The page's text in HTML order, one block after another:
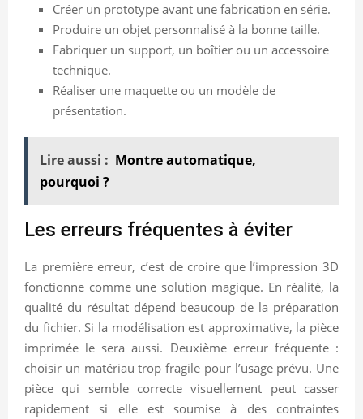
Créer un prototype avant une fabrication en série.
Produire un objet personnalisé à la bonne taille.
Fabriquer un support, un boîtier ou un accessoire
technique.
Réaliser une maquette ou un modèle de
présentation.
Lire aussi : Montre automatique,
pourquoi ?
Les erreurs fréquentes à éviter
La première erreur, c’est de croire que l’impression 3D
fonctionne comme une solution magique. En réalité, la
qualité du résultat dépend beaucoup de la préparation
du fichier. Si la modélisation est approximative, la pièce
imprimée le sera aussi. Deuxième erreur fréquente :
choisir un matériau trop fragile pour l’usage prévu. Une
pièce qui semble correcte visuellement peut casser
rapidement si elle est soumise à des contraintes